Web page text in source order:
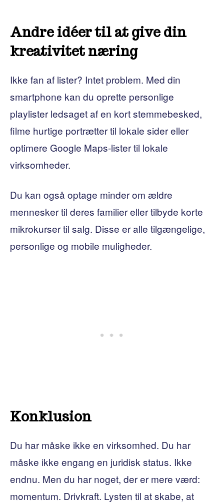
Andre idéer til at give din
kreativitet næring
Ikke fan af lister? Intet problem. Med din
smartphone kan du oprette personlige
playlister ledsaget af en kort stemmebesked,
filme hurtige portrætter til lokale sider eller
optimere Google Maps-lister til lokale
virksomheder.
Du kan også optage minder om ældre
mennesker til deres familier eller tilbyde korte
mikrokurser til salg. Disse er alle tilgængelige,
personlige og mobile muligheder.
Konklusion
Du har måske ikke en virksomhed. Du har
måske ikke engang en juridisk status. Ikke
endnu. Men du har noget, der er mere værd:
momentum. Drivkraft. Lysten til at skabe, at